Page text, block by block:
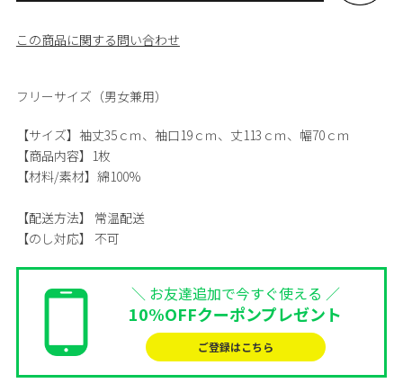
この商品に関する問い合わせ
フリーサイズ（男女兼用）
【サイズ】 袖丈35ｃｍ、袖口19ｃｍ、丈113ｃｍ、幅70ｃｍ
【商品内容】 1枚
【材料/素材】 綿100%
【配送方法】
常温配送
【のし対応】
不可
＼ お友達追加で今すぐ使える ／
10%OFFクーポンプレゼント
ご登録はこちら